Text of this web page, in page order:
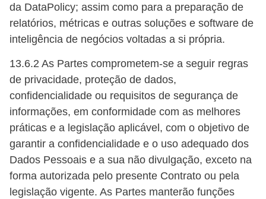
da DataPolicy; assim como para a preparação de
relatórios, métricas e outras soluções e software de
inteligência de negócios voltadas a si própria.
13.6.2 As Partes comprometem-se a seguir regras
de privacidade, proteção de dados,
confidencialidade ou requisitos de segurança de
informações, em conformidade com as melhores
práticas e a legislação aplicável, com o objetivo de
garantir a confidencialidade e o uso adequado dos
Dados Pessoais e a sua não divulgação, exceto na
forma autorizada pelo presente Contrato ou pela
legislação vigente. As Partes manterão funções